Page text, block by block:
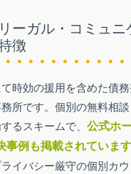
ーガル・コミュニ
徴
時効の援用を含めた債
所です。個別の無料相
るスキームで、 公式ホ
事例も掲載されています
イバシー厳守の個別カ